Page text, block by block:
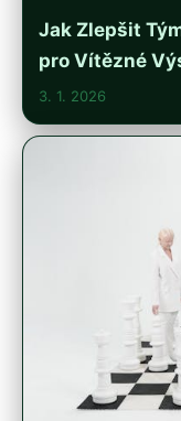
Jak Zlepšit
pro Vítězné
3. 1. 2026